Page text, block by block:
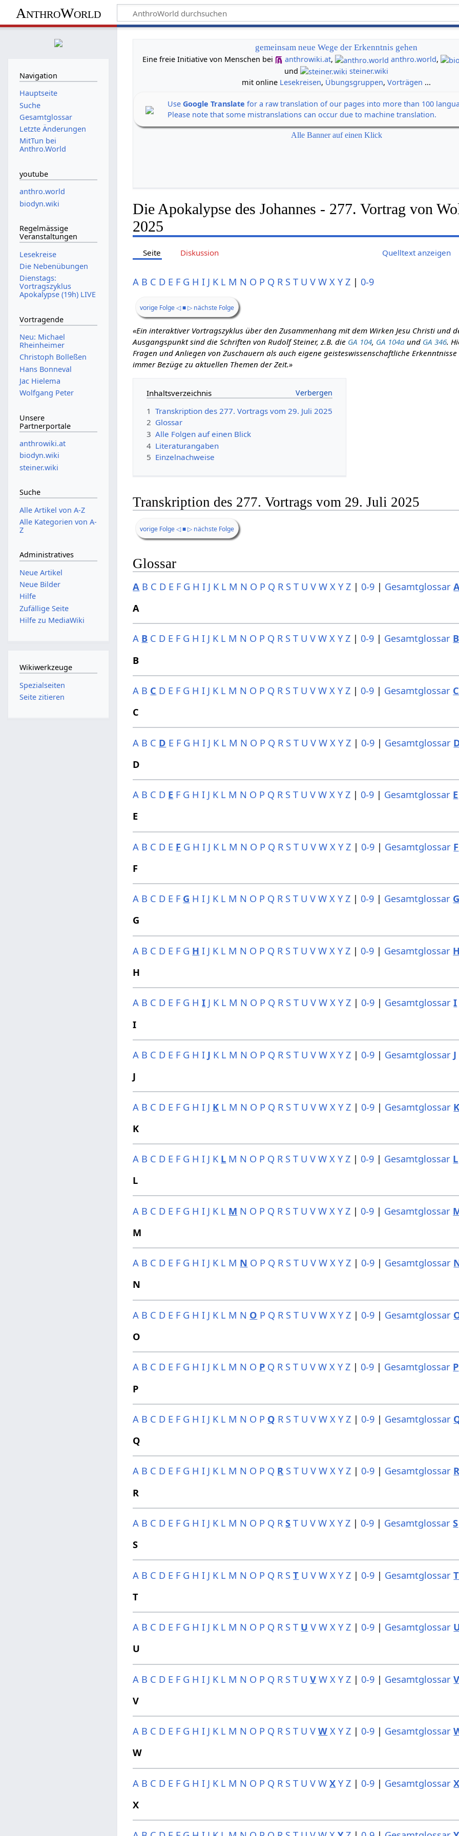
AnthroWorld
gemeinsam neue Wege der Erkenntnis gehen
Eine freie Initiative von Menschen bei
anthrowiki.at, anthro.world,
und
steiner.wiki
mit online Lesekreisen, Übungsgruppen,Vorträgen ...
UseGoogle Translate for a raw translation of our pages into more than 100
Please note that some mistranslations can occur due to machine translation.
Alle Banner auf einen Klick
Die Apokalypse des Johannes - 277. Vortrag von
2025
Seite Diskussion Quelltext anzeigen
A B C D E F G H I J K L M N O P Q R S T U V W X Y Z | 0-9
vorige Folge ◁■▷ nächste Folge
«Ein interaktiver Vortragszyklus über den Zusammenhang mit dem Wirken Jesu Christi und
Ausgangspunkt sind die Schriften von Rudolf Steiner, z.B. die GA 104, GA 104a und GA 346.
Fragen und Anliegen von Zuschauern als auch eigene geisteswissenschaftliche
immer Bezüge zu aktuellen Themen der Zeit.»
Inhaltsverzeichnis
1 Transkription des 277. Vortrags vom 29. Juli 2025
2 Glossar
3 Alle Folgen auf einen Blick
4 Literaturangaben
5 Einzelnachweise
Transkription des 277. Vortrags vom 29. Juli 2025
vorige Folge ◁■▷ nächste Folge
Glossar
A B C D E F G H I J K L M N O P Q R S T U V W X Y Z | 0-9 | Gesamtglossar
A
A B C D E F G H I J K L M N O P Q R S T U V W X Y Z | 0-9 | Gesamtglossar B
B
A B C D E F G H I J K L M N O P Q R S T U V W X Y Z | 0-9 | Gesamtglossar C
C
A B C D E F G H I J K L M N O P Q R S T U V W X Y Z | 0-9 | Gesamtglossar
D
A B C D E F G H I J K L M N O P Q R S T U V W X Y Z | 0-9 | Gesamtglossar E
E
A B C D E F G H I J K L M N O P Q R S T U V W X Y Z | 0-9 | Gesamtglossar F
F
A B C D E F G H I J K L M N O P Q R S T U V W X Y Z | 0-9 | Gesamtglossar
G
A B C D E F G H I J K L M N O P Q R S T U V W X Y Z | 0-9 | Gesamtglossar
H
A B C D E F G H I J K L M N O P Q R S T U V W X Y Z | 0-9 | GesamtglossarI
I
A B C D E F G H I J K L M N O P Q R S T U V W X Y Z | 0-9 | Gesamtglossar J
J
A B C D E F G H I J K L M N O P Q R S T U V W X Y Z | 0-9 | Gesamtglossar
K
A B C D E F G H I J K L M N O P Q R S T U V W X Y Z | 0-9 | Gesamtglossar L
L
A B C D E F G H I J K L M N O P Q R S T U V W X Y Z | 0-9 | Gesamtglossar
M
A B C D E F G H I J K L M N O P Q R S T U V W X Y Z | 0-9 | Gesamtglossar
N
A B C D E F G H I J K L M N O P Q R S T U V W X Y Z | 0-9 | Gesamtglossar
O
A B C D E F G H I J K L M N O P Q R S T U V W X Y Z | 0-9 | Gesamtglossar P
P
A B C D E F G H I J K L M N O P Q R S T U V W X Y Z | 0-9 | Gesamtglossar
Q
A B C D E F G H I J K L M N O P Q R S T U V W X Y Z | 0-9 | Gesamtglossar
R
A B C D E F G H I J K L M N O P Q R S T U V W X Y Z | 0-9 | GesamtglossarS
S
A B C D E F G H I J K L M N O P Q R S T U V W X Y Z | 0-9 | GesamtglossarT
T
A B C D E F G H I J K L M N O P Q R S T U V W X Y Z | 0-9 | Gesamtglossar
U
A B C D E F G H I J K L M N O P Q R S T U V W X Y Z | 0-9 | Gesamtglossar
V
A B C D E F G H I J K L M N O P Q R S T U V W X Y Z | 0-9 | Gesamtglossar
W
A B C D E F G H I J K L M N O P Q R S T U V W X Y Z | 0-9 | Gesamtglossar
X
Navigation
Hauptseite
Suche
Gesamtglossar
Letzte Änderungen
MitTun bei
Anthro.World
youtube
anthro.world
biodyn.wiki
Regelmässige
Veranstaltungen
Lesekreise
Die Nebenübungen
Dienstags:
Vortragszyklus
Apokalypse (19h) LIVE
Vortragende
Neu: Michael
Rheinheimer
Christoph Bolleßen
Hans Bonneval
Jac Hielema
Wolfgang Peter
Unsere
Partnerportale
anthrowiki.at
biodyn.wiki
steiner.wiki
Suche
Alle Artikel von A-Z
Alle Kategorien von A-
Z
Administratives
Neue Artikel
Neue Bilder
Hilfe
Zufällige Seite
Hilfe zu MediaWiki
Wikiwerkzeuge
Spezialseiten
Seite zitieren